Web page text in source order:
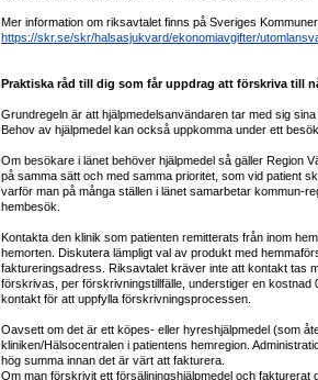
Mer information om riksavtalet finns på Sveriges
https://skr.se/skr/halsasjukvard/ekonomiavgifter/
Praktiska råd till dig som får uppdrag att förskriva till
Grundregeln är att hjälpmedelsanvändaren tar med sig
Behov av hjälpmedel kan också uppkomma under ett
Om besökare i länet behöver hjälpmedel så gäller Region
på samma sätt och med samma prioritet, som vid patient
varför man på många ställen i länet samarbetar kommun-
hembesök.
Kontakta den klinik som patienten remitterats från inom
hemorten. Diskutera lämpligt val av produkt med
faktureringsadress. Riksavtalet kräver inte att kontakt tas
förskrivas, per förskrivningstillfälle, understiger en
kontakt för att uppfylla förskrivningsprocessen.
Oavsett om det är ett köpes- eller hyreshjälpmedel (som
kliniken/Hälsocentralen i patientens hemregion.
hög summa innan det är värt att fakturera.
Om man förskrivit ett försäljningshjälpmedel och fakturerat